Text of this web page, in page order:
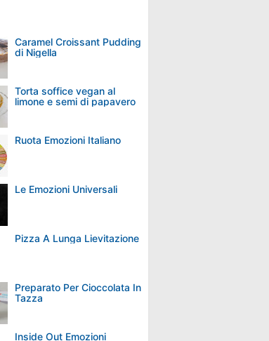
Caramel Croissant Pudding
di Nigella
Torta soffice vegan al
limone e semi di papavero
Ruota Emozioni Italiano
Le Emozioni Universali
Pizza A Lunga Lievitazione
Preparato Per Cioccolata In
Tazza
Inside Out Emozioni